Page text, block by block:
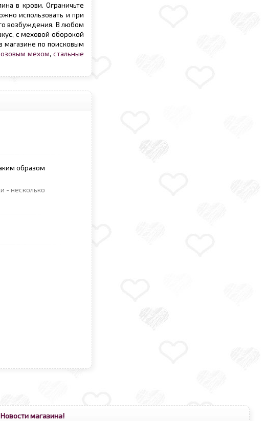
в крови. Ограничьте
использовать и при
возбуждения. В любом
с меховой оборокой
магазине по поисковым
мехом,стальные
образом
- несколько
Новости магазина!